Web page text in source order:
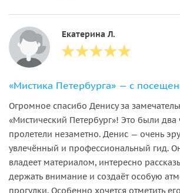
Екатерина Л.
Огромное спасибо Денису за
«Мистический Петербург»! Это были два
пролетели незаметно. Денис — очень
увлечённый и профессиональный гид.
владеет материалом, интересно
держать внимание и создаёт особую
прогулки. Особенно хочется отметить